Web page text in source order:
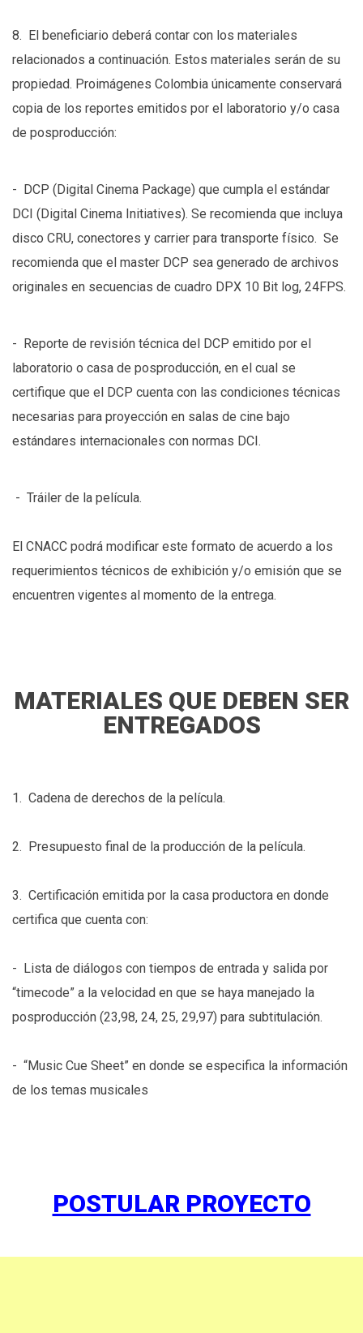
8. El beneficiario deberá contar con los materiales
relacionados a continuación. Estos materiales serán de su
propiedad. Proimágenes Colombia únicamente conservará
copia de los reportes emitidos por el laboratorio y/o casa
de posproducción:
- DCP (Digital Cinema Package) que cumpla el estándar
DCI (Digital Cinema Initiatives). Se recomienda que incluya
disco CRU, conectores y carrier para transporte físico. Se
recomienda que el master DCP sea generado de archivos
originales en secuencias de cuadro DPX 10 Bit log, 24FPS.
- Reporte de revisión técnica del DCP emitido por el
laboratorio o casa de posproducción, en el cual se
certifique que el DCP cuenta con las condiciones técnicas
necesarias para proyección en salas de cine bajo
estándares internacionales con normas DCI.
- Tráiler de la película.
El CNACC podrá modificar este formato de acuerdo a los
requerimientos técnicos de exhibición y/o emisión que se
encuentren vigentes al momento de la entrega.
MATERIALES QUE DEBEN SER
ENTREGADOS
1. Cadena de derechos de la película.
2. Presupuesto final de la producción de la película.
3. Certificación emitida por la casa productora en donde
certifica que cuenta con:
- Lista de diálogos con tiempos de entrada y salida por
“timecode” a la velocidad en que se haya manejado la
posproducción (23,98, 24, 25, 29,97) para subtitulación.
- “Music Cue Sheet” en donde se especifica la información
de los temas musicales
POSTULAR PROYECTO